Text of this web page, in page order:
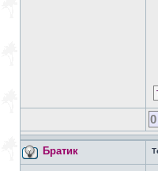
0
Братик